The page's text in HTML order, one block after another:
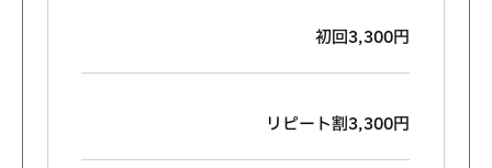
初回3,300円
リピート割3,300円